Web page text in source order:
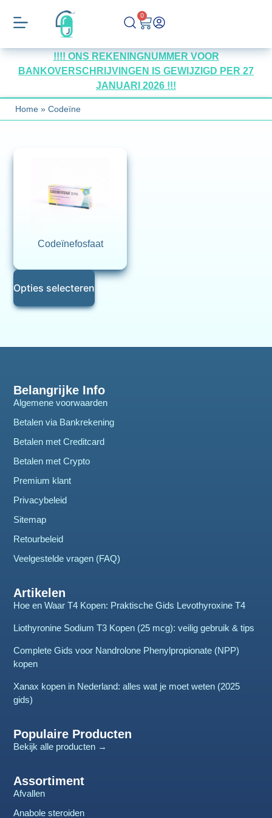
0
!!!! ONS REKENINGNUMMER VOOR
BANKOVERSCHRIJVINGEN IS GEWIJZIGD PER 27
JANUARI 2026 !!!
Home » Codeïne
Codeïnefosfaat
Opties selecteren
Belangrijke Info
Algemene voorwaarden
Betalen via Bankrekening
Betalen met Creditcard
Betalen met Crypto
Premium klant
Privacybeleid
Sitemap
Retourbeleid
Veelgestelde vragen (FAQ)
Artikelen
Hoe en Waar T4 Kopen: Praktische Gids Levothyroxine T4
Liothyronine Sodium T3 Kopen (25 mcg): veilig gebruik & tips
Complete Gids voor Nandrolone Phenylpropionate (NPP)
kopen
Xanax kopen in Nederland: alles wat je moet weten (2025
gids)
Populaire Producten
Bekijk alle producten →
Assortiment
Afvallen
Anabole steroiden